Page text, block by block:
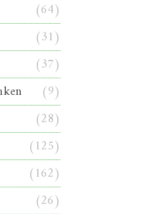
(64)
(31)
(37)
(9)
(28)
(125)
(162)
(26)